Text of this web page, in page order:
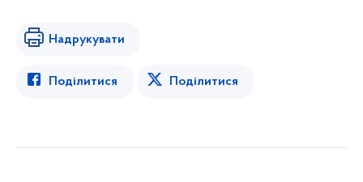
Надрукувати
Поділитися Поділитися